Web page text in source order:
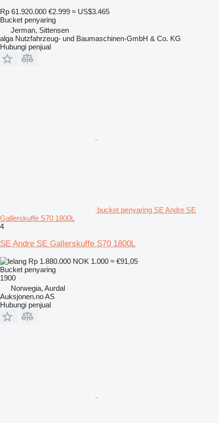
Rp 61.920.000 €2.999 ≈ US$3.465
Bucket penyaring
Jerman, Sittensen
alga Nutzfahrzeug- und Baumaschinen-GmbH & Co. KG
Hubungi penjual
bucket penyaring SE Andre SE
Gallerskuffe S70 1800L
4
SE Andre SE Gallerskuffe S70 1800L
Rp 1.880.000 NOK 1.000 ≈ €91,05
Bucket penyaring
1900
Norwegia, Aurdal
Auksjonen.no AS
Hubungi penjual